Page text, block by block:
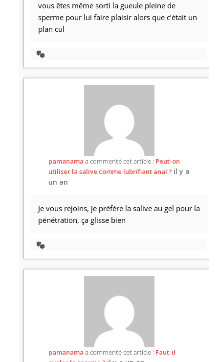
vous êtes même sorti la gueule pleine de
sperme pour lui faire plaisir alors que c’était un
plan cul
pamanama a commenté cet article : Peut-on
utiliser la salive comme lubrifiant anal ? il y a
un an
Je vous rejoins, je préfère la salive au gel pour la
pénétration, ça glisse bien
pamanama a commenté cet article : Faut-il